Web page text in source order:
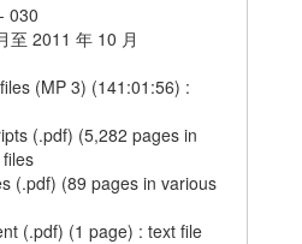
030
至 2011 年 10 月
(MP 3) (141:01:56) :
(5,282 pages in
(89 pages in various
(1 page) : text file